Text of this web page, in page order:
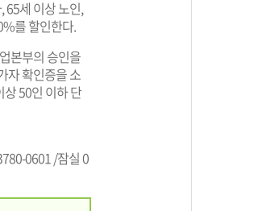
65세 이상 노인,
를 할인한다.
본부의 승인을
자 확인증을 소
50인 이하 단
0601 /잠실 0